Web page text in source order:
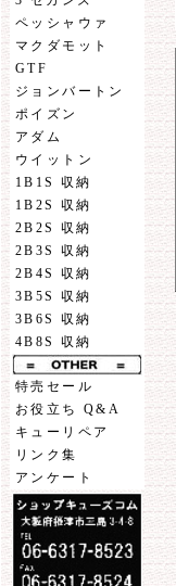
ペッシャウァ
マクダモット
GTF
ジョンバートン
ポイズン
アダム
ウイットン
1B1S 収納
1B2S 収納
2B2S 収納
2B3S 収納
2B4S 収納
3B5S 収納
3B6S 収納
4B8S 収納
特売セール
お役立ち Q&A
キューリペア
リンク集
アンケート